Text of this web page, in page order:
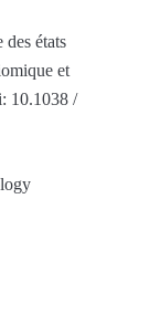
états
et
10.1038 /